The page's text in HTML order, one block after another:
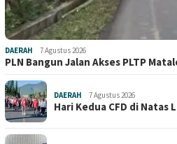
DAERAH 7 Agustus 2026
PLN Bangun Jalan Akses PLTP
DAERAH 7 Agustus 2026
Hari Kedua CFD di Natas